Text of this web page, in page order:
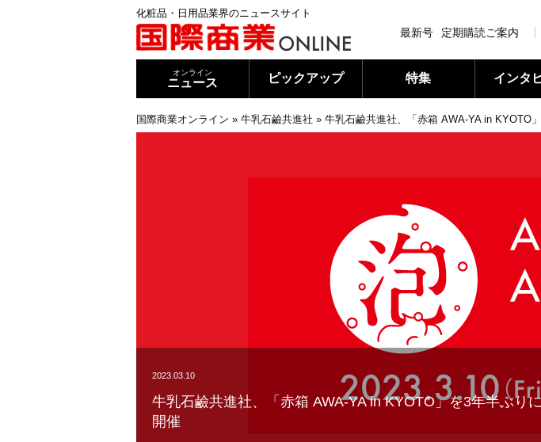
化粧品・日用品業界のニュースサイト
最新号 定期購読ご案内
オンライン
ニュース ピックアップ 特集 インタ
国際商業オンライン » 牛乳石鹼共進社 » 牛乳石鹼共進社、「⾚箱 AWA-YA in KYOTO
2023.03.10
牛乳石鹼共進社、「⾚箱 AWA-YA in KYOTO」を3年半ぶり
開催